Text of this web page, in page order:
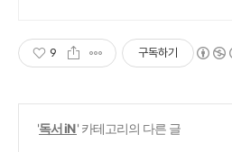
9 구독하기
'독서 iN' 카테고리의 다른 글